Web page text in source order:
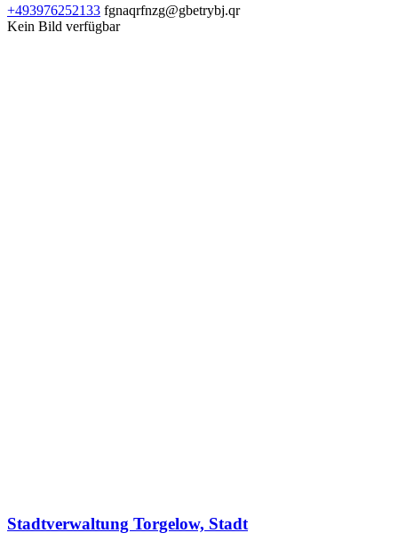
+493976252133 fgnaqrfnzg@gbetrybj.qr
Kein Bild verfügbar
Stadtverwaltung Torgelow, Stadt